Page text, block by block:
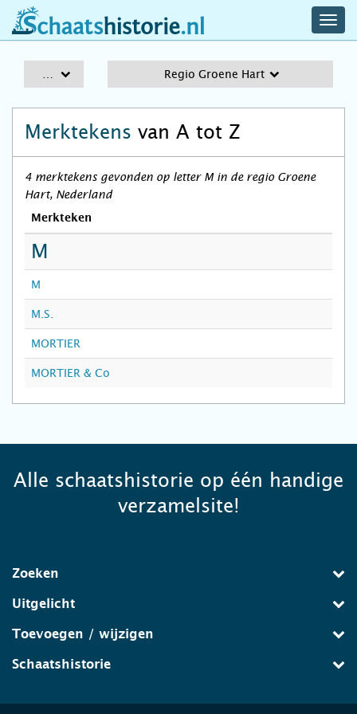
schaatshistorie.nl
Regio Groene Hart
Merktekens van A tot Z
4 merktekens gevonden op letter M in de regio Groene
Hart, Nederland
Merkteken
M
M
M.S.
MORTIER
MORTIER & Co
Alle schaatshistorie op één handige
verzamelsite!
Zoeken
Uitgelicht
Toevoegen / wijzigen
Schaatshistorie